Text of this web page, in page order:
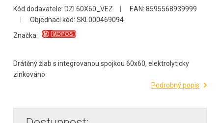
Kód dodavatele: DZI 60X60_VEZ
EAN: 8595568939999
Objednací kód: SKL000469094
Značka:
Drátěný žlab s integrovanou spojkou 60x60, elektrolyticky
zinkováno
Podrobný popis